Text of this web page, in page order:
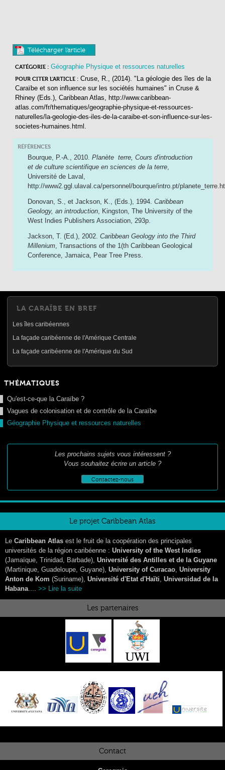
Télécharger l'article
CATÉGORIE : Géographie Physique et ressources naturelles
POUR CITER L'ARTICLE : Cruse, R., (2014). "La géologie des îles de la
Caraïbe et son influence sur les sociétés humaines" in Cruse &
Rhiney (Eds.), Caribbean Atlas, http://www.caribbean-
atlas.com/fr/thematiques/geographie-physique-et-ressources-
naturelles/la-geologie-des-iles-de-la-caraibe-et-son-influence-sur-les-
societes-humaines.html.
RÉFÉRENCES
Bourque, P.-A., 2010. Planète terre, Cours d'introduction
et de culture scientifique en sciences de la terre,
Université de Laval,
http://www2.ggl.ulaval.ca/personnel/bourque/intro.pt/
Donovan, S., et Jackson, K., (Eds.), 1994. Caribbean
Geology, an introduction, Kingston, The University of the
West Indies Publishers Association, 293p.
Jackson, T. (Ed.), 2002. Caribbean Geology into the Third
Millenium, Transactions of the 1(th Caribbean Geological
Conference, Jamaica, Pear Tree Press.
LA CARAÏBE EN BREF
Les îles caribéennes
La façade caribéenne de l'Amérique Centrale
La façade caribéenne de l'Amérique du Sud
THÉMATIQUES
Qu'est-ce-que la Caraïbe ?
Vagues de colonisation et de contrôle de la Caraïbe
Géographie Physique et ressources naturelles
Les prochains sujets vous intéressent ?
Vous souhaitez écrire un article ?
Contactez-nous
Le projet Caribbean Atlas
Le Caribbean Atlas est le fruit de la coopération des principales
universités de la région caribéenne : University of the West Indies
(Jamaïque, Trinidad, Barbade), Université des Antilles et de la Guyane
(Martinique, Guadeloupe, Guyane), University of Curacao, University
Anton de Kom (Suriname), Université d'Etat d'Haïti, Universidad de la
Habana.... >> Lire la suite
Les partenaires
Contact